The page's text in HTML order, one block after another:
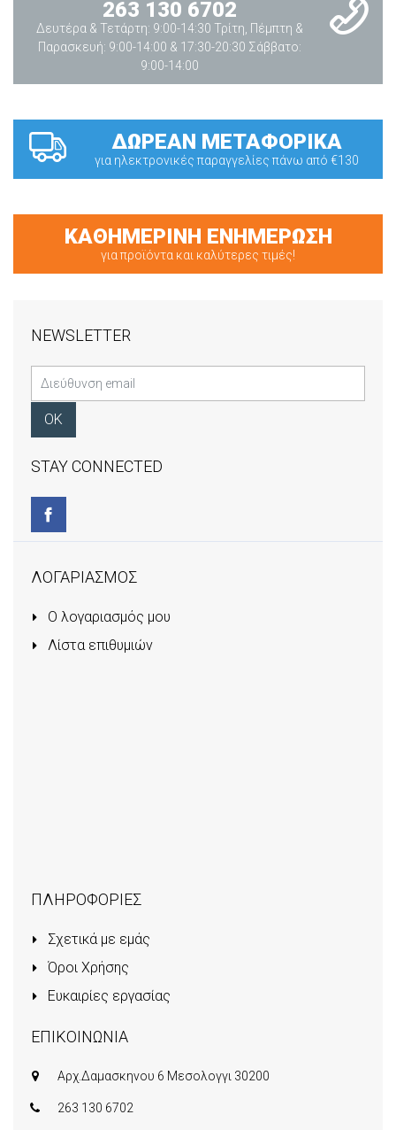
263 130 6702
Δευτέρα & Τετάρτη: 9:00-14:30 Τρίτη, Πέμπτη &
Παρασκευή: 9:00-14:00 & 17:30-20:30 Σάββατο:
9:00-14:00
ΔΩΡΕΑΝ ΜΕΤΑΦΟΡΙΚΑ
για ηλεκτρονικές παραγγελίες πάνω από €130
ΚΑΘΗΜΕΡΙΝΗ ΕΝΗΜΕΡΩΣΗ
για προϊόντα και καλύτερες τιμές!
NEWSLETTER
STAY CONNECTED
ΛΟΓΑΡΙΑΣΜΟΣ
Ο λογαριασμός μου
Λίστα επιθυμιών
ΠΛΗΡΟΦΟΡΙΕΣ
Σχετικά με εμάς
Όροι Χρήσης
Ευκαιρίες εργασίας
ΕΠΙΚΟΙΝΩΝΙΑ
Αρχ.Δαμασκηνου 6 Μεσολογγι 30200
263 130 6702